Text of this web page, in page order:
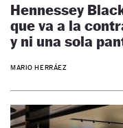
Hennessey
que va a la
y ni una sola
MARIO HERRÁEZ